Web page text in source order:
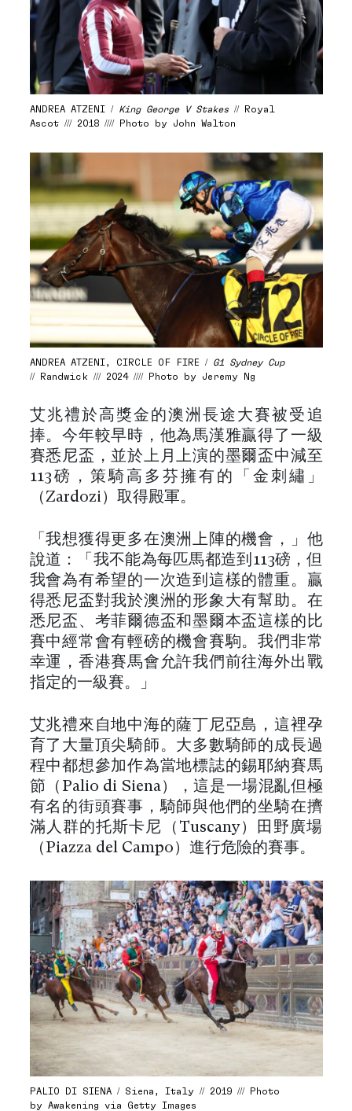
ANDREA ATZENI / King George V Stakes// Royal
Ascot /// 2018 //// Photo by John Walton
ANDREA ATZENI, CIRCLE OF FIRE / G1 Sydney Cup
// Randwick /// 2024 //// Photo by Jeremy Ng
艾兆禮於高獎金的澳洲長途大賽被受追
捧。今年較早時，他為馬漢雅贏得了一級
賽悉尼盃，並於上月上演的墨爾盃中減至
113磅，策騎高多芬擁有的「金刺繡」
（Zardozi）取得殿軍。
「我想獲得更多在澳洲上陣的機會，」他
說道：「我不能為每匹馬都造到113磅，但
我會為有希望的一次造到這樣的體重。贏
得悉尼盃對我於澳洲的形象大有幫助。在
悉尼盃、考菲爾德盃和墨爾本盃這樣的比
賽中經常會有輕磅的機會賽駒。我們非常
幸運，香港賽馬會允許我們前往海外出戰
指定的一級賽。」
艾兆禮來自地中海的薩丁尼亞島，這裡孕
育了大量頂尖騎師。大多數騎師的成長過
程中都想參加作為當地標誌的錫耶納賽馬
節（Palio di Siena），這是一場混亂但極
有名的街頭賽事，騎師與他們的坐騎在擠
滿人群的托斯卡尼（Tuscany）田野廣場
（Piazza del Campo）進行危險的賽事。
PALIO DI SIENA / Siena, Italy // 2019 /// Photo
by Awakening via Getty Images